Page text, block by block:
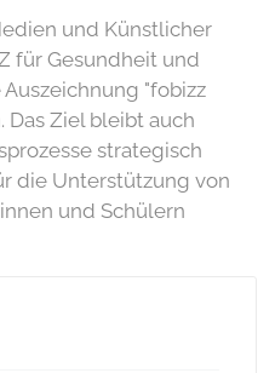
und Künstlicher
für Gesundheit und
"fobizz
Das Ziel bleibt auch
strategisch
die Unterstützung von
und Schülern